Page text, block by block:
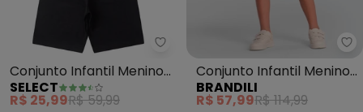
Select - Conjunto Infantil
Conjunto Infantil Menino
Básico Curto (Verde)
SELECT
R$ 25,99R$ 59,99
Conjunto Infantil Menino
(Verde)
BRANDILI
R$ 57,99R$ 114,99